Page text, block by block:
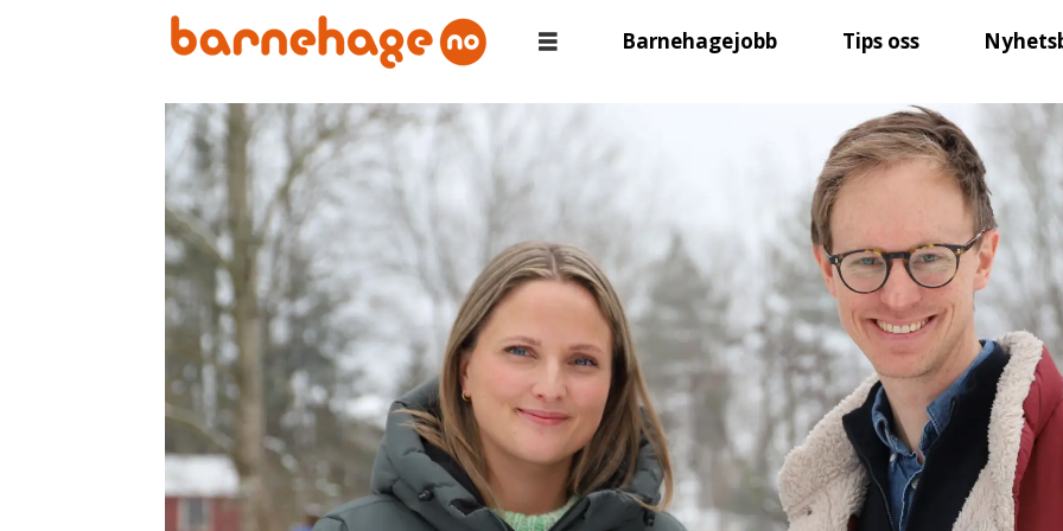
Barnehagejobb Tips oss